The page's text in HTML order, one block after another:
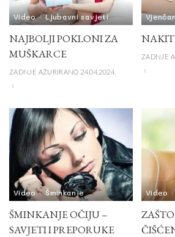
Video Ljubavni savjeti
NAJBOLJI POKLONI ZA
MUŠKARCE
ZADNJE AŽURIRANO 24.04.2024.
NAKIT
ZADNJE
Video Šminkanje
ŠMINKANJE OČIJU –
SAVJETI I PREPORUKE
Video